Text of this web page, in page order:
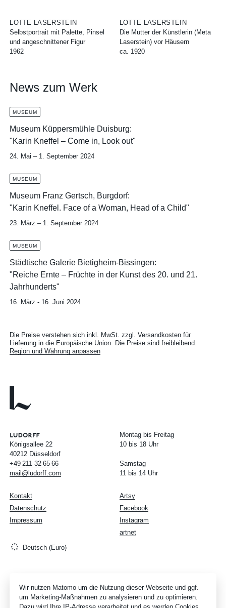
LOTTE LASERSTEIN
Selbstportrait mit Palette, Pinsel
und angeschnittener Figur
1962
LOTTE LASERSTEIN
Die Mutter der Künstlerin (Meta
Laserstein) vor Häusern
ca. 1920
News zum Werk
MUSEUM
Museum Küppersmühle Duisburg:
"Karin Kneffel – Come in, Look out"
24. Mai – 1. September 2024
MUSEUM
Museum Franz Gertsch, Burgdorf:
"Karin Kneffel. Face of a Woman, Head of a Child"
23. März – 1. September 2024
MUSEUM
Städtische Galerie Bietigheim-Bissingen:
"Reiche Ernte – Früchte in der Kunst des 20. und 21.
Jahrhunderts"
16. März - 16. Juni 2024
Die Preise verstehen sich inkl. MwSt. zzgl. Versandkosten für
Lieferung in die Europäische Union. Die Preise sind freibleibend.
Region und Währung anpassen
Königsallee 22
40212 Düsseldorf
+49 211 32 65 66
mail@ludorff.com
Montag bis Freitag
10 bis 18 Uhr
Samstag
11 bis 14 Uhr
Artsy
Facebook
Instagram
artnet
Kontakt
Datenschutz
Impressum
Deutsch (Euro)
Wir nutzen Matomo um die Nutzung dieser Webseite und ggf.
um Marketing-Maßnahmen zu analysieren und zu optimieren.